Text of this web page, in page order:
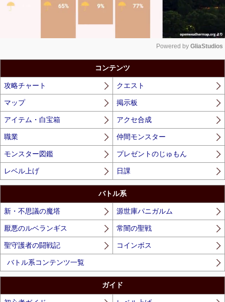
Powered by GliaStudios
コンテンツ
攻略チャート クエスト
マップ 掲示板
アイテム・白宝箱 アクセ合成
職業 仲間モンスター
モンスター図鑑 プレゼントのじゅもん
レベル上げ 日課
バトル系
新・不思議の魔塔 源世庫パニガルム
厭悪のルベランギス 常闇の聖戦
聖守護者の闘戦記 コインボス
バトル系コンテンツ一覧
ガイド